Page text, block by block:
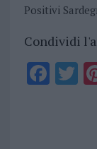
Positivi
Condividi
F T